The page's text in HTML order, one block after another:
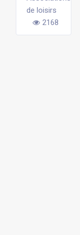
de loisirs
2168